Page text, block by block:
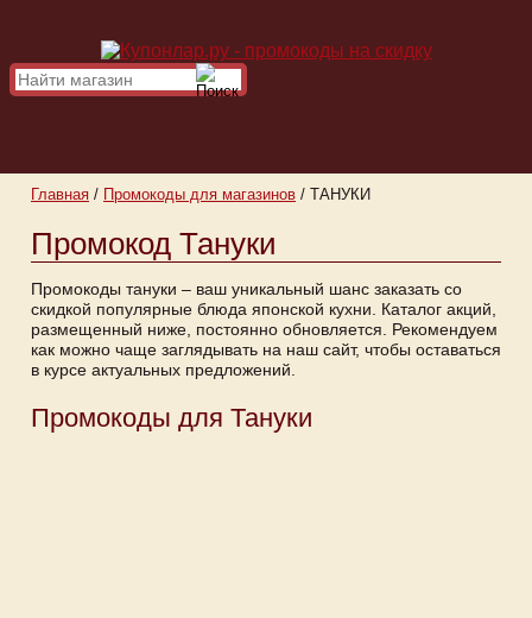
Главная / Промокоды для магазинов / ТАНУКИ
Промокод Тануки
Промокоды тануки – ваш уникальный шанс заказать со
скидкой популярные блюда японской кухни. Каталог акций,
размещенный ниже, постоянно обновляется. Рекомендуем
как можно чаще заглядывать на наш сайт, чтобы оставаться
в курсе актуальных предложений.
Промокоды для Тануки